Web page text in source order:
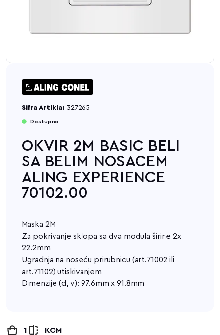
Sifra Artikla: 327265
Dostupno
OKVIR 2M BASIC BELI
SA BELIM NOSACEM
ALING EXPERIENCE
70102.00
Maska 2M
Za pokrivanje sklopa sa dva modula širine 2x
22.2mm
Ugradnja na noseću prirubnicu (art.71002 ili
art.71102) utiskivanjem
Dimenzije (d, v): 97.6mm x 91.8mm
1 KOM